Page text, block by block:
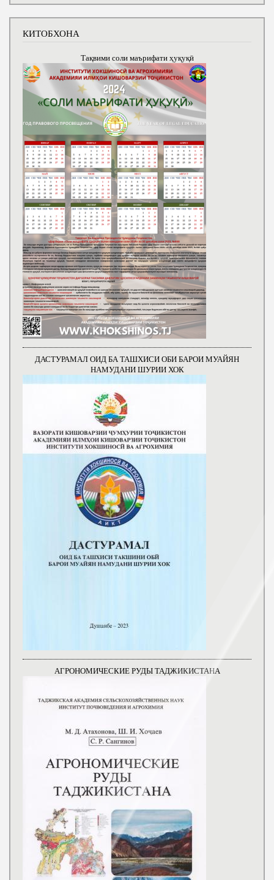
КИТОБХОНА
Тақвими соли маърифати ҳуқуқӣ
ДАСТУРАМАЛ ОИД БА ТАШХИСИ ОБИ БАРОИ МУАЙЯН
НАМУДАНИ ШУРИИ ХОК
АГРОНОМИЧЕСКИЕ РУДЫ ТАДЖИКИСТАНА